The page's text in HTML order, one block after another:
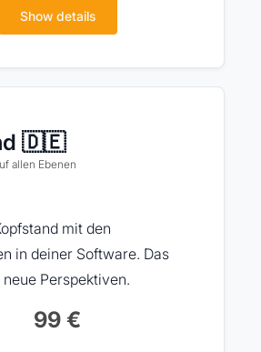
Show details
🇩🇪
allen Ebenen
mit den
in deiner Software. Das
Perspektiven.
99 €